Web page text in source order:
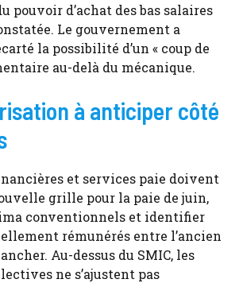
pouvoir d’achat des bas salaires
Le gouvernement a
la possibilité d’un « coup de
au-delà du mécanique.
à anticiper côté
et services paie doivent
grille pour la paie de juin,
conventionnels et identifier
rémunérés entre l’ancien
Au-dessus du SMIC, les
ne s’ajustent pas